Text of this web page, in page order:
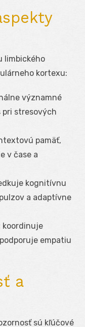
limbického
kortexu:
významné
stresových
pamäť,
v čase a
kognitívnu
a adaptívne
koordinuje
empatiu
a
sú kľúčové